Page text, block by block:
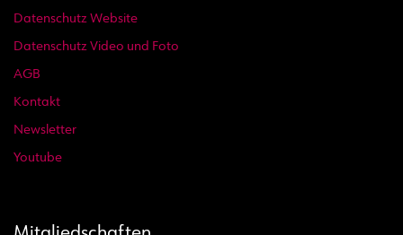
Datenschutz Website
Datenschutz Video und Foto
AGB
Kontakt
Newsletter
Youtube